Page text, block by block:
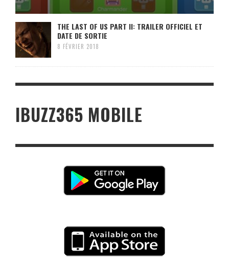
THE LAST OF US PART II: TRAILER OFFICIEL ET
DATE DE SORTIE
8 FÉVRIER 2018
IBUZZ365 MOBILE